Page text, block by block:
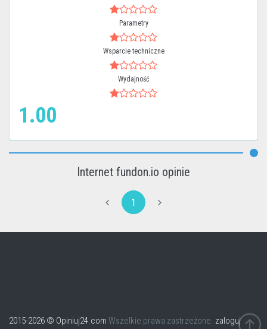
Parametry
Wsparcie techniczne
Wydajność
1.00
Internet fundon.io opinie
1
2015-2026 © Opiniuj24.com Wszelkie prawa zastrzeżone. zaloguj